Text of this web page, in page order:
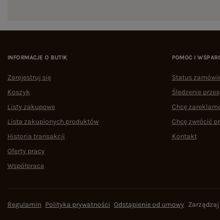
INFORMACJE O BUTIK
Zarejestruj się
Koszyk
Listy zakupowe
Lista zakupionych produktów
Historia transakcji
Oferty pracy
Współpraca
POMOC I
Status
Śledzenie
Chcę
Chcę zwrócić
Kontakt
Regulamin Polityka prywatności Odstąpienie od umowy